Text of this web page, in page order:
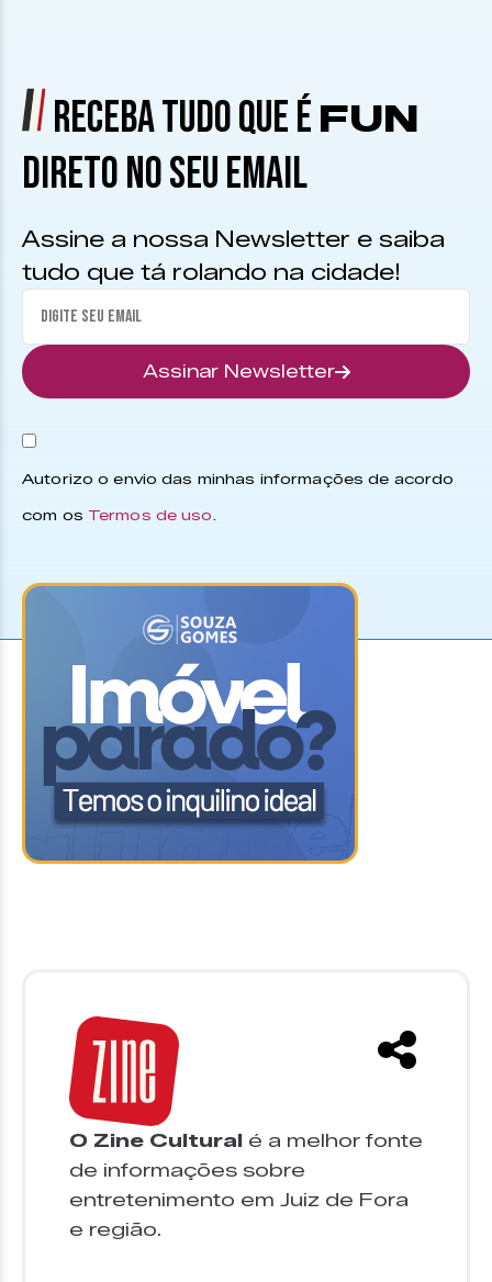
RECEBA TUDO QUE É FUN
DIRETO NO SEU EMAIL
Assine a nossa Newsletter e saiba
tudo que tá rolando na cidade!
Assinar Newsletter
Autorizo o envio das minhas informações de acordo
com os Termos de uso
O Zine Cultural é a melhor fonte
de informações sobre
entretenimento em Juiz de Fora
e região.